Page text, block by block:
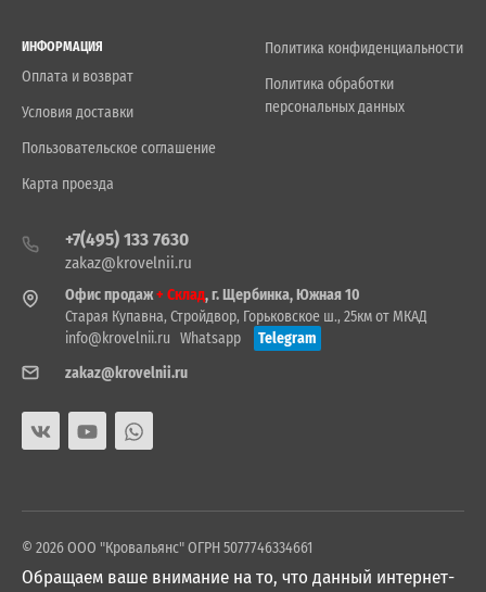
ИНФОРМАЦИЯ
Оплата и возврат
Условия доставки
Пользовательское соглашение
Карта проезда
Политика конфиденциальности
Политика обработки
персональных данных
+7(495) 133 7630
zakaz@krovelnii.ru
Офис продаж+ Склад, г. Щербинка, Южная 10
Старая Купавна, Стройдвор, Горьковское ш., 25км от МКАД
info@krovelnii.ru Whatsapp
Telegram
zakaz@krovelnii.ru
© 2026 ООО "Кровальянс" ОГРН 5077746334661
Обращаем ваше внимание на то, что данный интернет-